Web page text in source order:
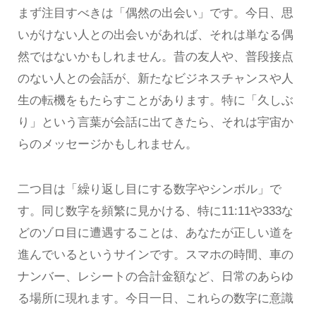
まず注目すべきは「偶然の出会い」です。今日、思
いがけない人との出会いがあれば、それは単なる偶
然ではないかもしれません。昔の友人や、普段接点
のない人との会話が、新たなビジネスチャンスや人
生の転機をもたらすことがあります。特に「久しぶ
り」という言葉が会話に出てきたら、それは宇宙か
らのメッセージかもしれません。
二つ目は「繰り返し目にする数字やシンボル」で
す。同じ数字を頻繁に見かける、特に11:11や333な
どのゾロ目に遭遇することは、あなたが正しい道を
進んでいるというサインです。スマホの時間、車の
ナンバー、レシートの合計金額など、日常のあらゆ
る場所に現れます。今日一日、これらの数字に意識